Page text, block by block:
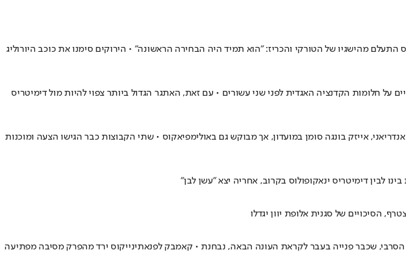
ינאקופולוס התעלם מהישגיו של הטורקי והכריז: "הוא תמיד היה הבחירה הראשונה" • הירוקים סימנו את כוכב היורוליג
המועדון שונה והאוהדים עדיין חיים על חלומות הקדנציה האגדית לפני שני עשורים • עם זאת, האתגר הגדול ביותר צפוי להיות מול דימיטריס
אייזק בונגה סומן במועדון, אך מבוקש גם באולימפיאקוס • שתי הקבוצות כבר הגישו הצעה ומוכנות
הסיכויים של סגנית אלופת יוון יגדלו
הסרבי, שכבר פנייה בעבר לקראת העונה הבאה, נבחנת • קאמבק לפנאתינייקוס ירד מהפרק מסיבה מפתיעה